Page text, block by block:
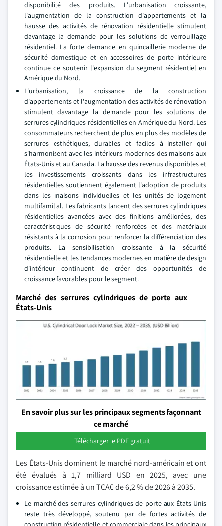
disponibilité des produits. L'urbanisation croissante,
l'augmentation de la construction d'appartements et la
hausse des activités de rénovation résidentielle stimulent
davantage la demande pour les solutions de verrouillage
résidentiel. La forte demande en quincaillerie moderne de
sécurité domestique et en accessoires de porte intérieure
continue de soutenir l'expansion du segment résidentiel en
Amérique du Nord.
L'urbanisation, la croissance de la construction
d'appartements et l'augmentation des activités de rénovation
stimulent davantage la demande pour les solutions de
serrures cylindriques résidentielles en Amérique du Nord. Les
consommateurs recherchent de plus en plus des modèles de
serrures esthétiques, durables et faciles à installer qui
s'harmonisent avec les intérieurs modernes des maisons aux
États-Unis et au Canada. La hausse des revenus disponibles et
les investissements croissants dans les infrastructures
résidentielles soutiennent également l'adoption de produits
dans les maisons individuelles et les unités de logement
multifamilial. Les fabricants lancent des serrures cylindriques
résidentielles avancées avec des finitions améliorées, des
caractéristiques de sécurité renforcées et des matériaux
résistants à la corrosion pour renforcer la différenciation des
produits. La sensibilisation croissante à la sécurité
résidentielle et les tendances modernes en matière de design
d'intérieur continuent de créer des opportunités de
croissance favorables pour le segment.
Marché des serrures cylindriques de porte aux
États-Unis
En savoir plus sur les principaux segments façonnant
ce marché
Télécharger le PDF gratuit
Les États-Unis dominent le marché nord-américain et ont
été évalués à 1,7 milliard USD en 2025, avec une
croissance estimée à un TCAC de 6,2 % de 2026 à 2035.
Le marché des serrures cylindriques de porte aux États-Unis
reste très développé, soutenu par de fortes activités de
construction résidentielle et commerciale dans les principaux